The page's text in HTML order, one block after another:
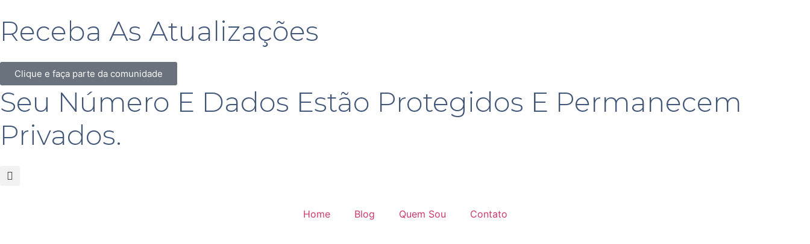
Receba As Atualizações
Clique e faça parte da comunidade
Seu Número E Dados Estão Protegidos E Permanecem
Privados.
Home Blog Quem Sou Contato